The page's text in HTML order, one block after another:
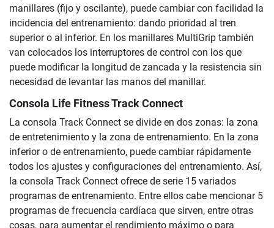
manillares (fijo y oscilante), puede cambiar con facilidad la
incidencia del entrenamiento: dando prioridad al tren
superior o al inferior. En los manillares MultiGrip también
van colocados los interruptores de control con los que
puede modificar la longitud de zancada y la resistencia sin
necesidad de levantar las manos del manillar.
Consola Life Fitness Track Connect
La consola Track Connect se divide en dos zonas: la zona
de entretenimiento y la zona de entrenamiento. En la zona
inferior o de entrenamiento, puede cambiar rápidamente
todos los ajustes y configuraciones del entrenamiento. Así,
la consola Track Connect ofrece de serie 15 variados
programas de entrenamiento. Entre ellos cabe mencionar 5
programas de frecuencia cardíaca que sirven, entre otras
cosas, para aumentar el rendimiento máximo o para